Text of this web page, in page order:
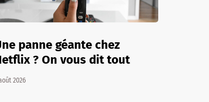
panne géante chez
? On vous dit tout
2026